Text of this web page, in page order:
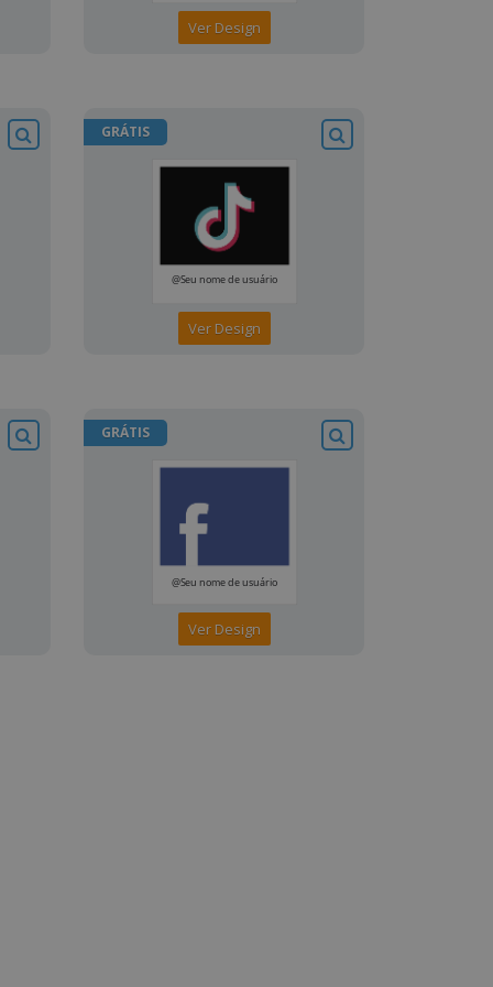
Ver Design
GRÁTIS
Ver Design
GRÁTIS
Ver Design